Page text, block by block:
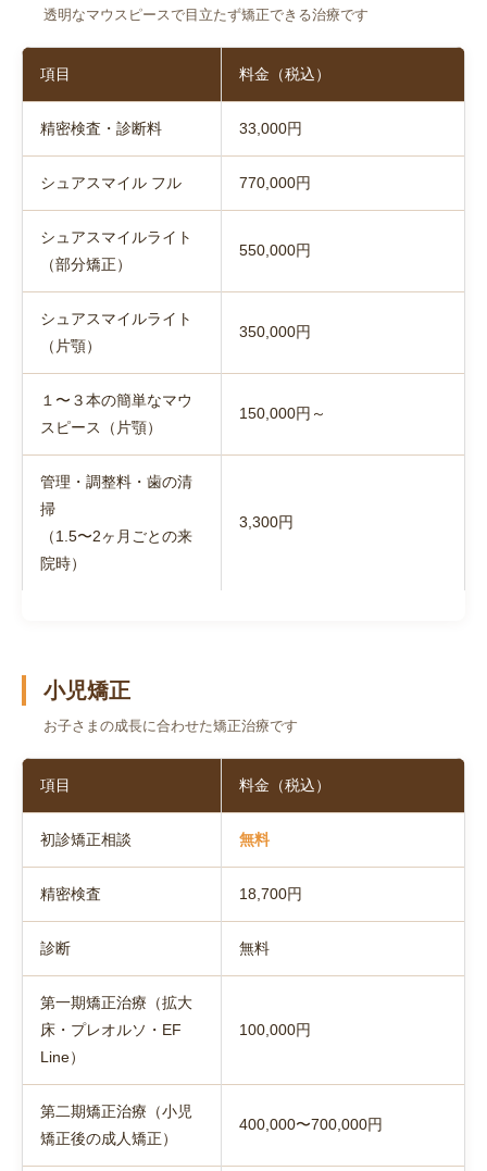
透明なマウスピースで目立たず矯正できる治療です
項目 料金（税込）
精密検査・診断料 33,000円
シュアスマイル フル 770,000円
シュアスマイルライト
（部分矯正）
550,000円
シュアスマイルライト
（片顎）
350,000円
１〜３本の簡単なマウ
スピース（片顎）
150,000円～
管理・調整料・歯の清
掃
（1.5〜2ヶ月ごとの来
院時）
3,300円
小児矯正
お子さまの成長に合わせた矯正治療です
項目 料金（税込）
初診矯正相談 無料
精密検査 18,700円
診断 無料
第一期矯正治療（拡大
床・プレオルソ・EF
Line）
100,000円
第二期矯正治療（小児
矯正後の成人矯正）
400,000〜700,000円